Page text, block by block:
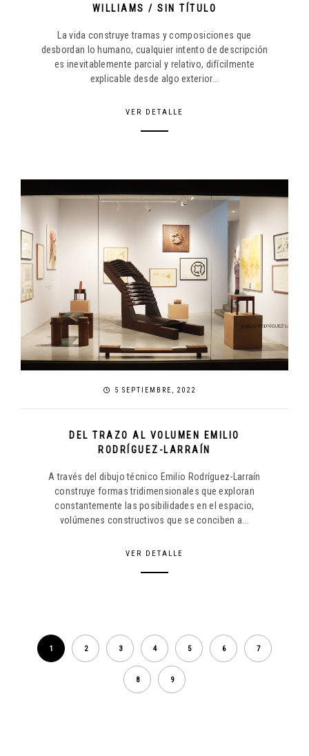
WILLIAMS / SIN TÍTULO
La vida construye tramas y composiciones que
desbordan lo humano, cualquier intento de descripción
es inevitablemente parcial y relativo, difícilmente
explicable desde algo exterior...
VER DETALLE
5 SEPTIEMBRE, 2022
DEL TRAZO AL VOLUMEN EMILIO
RODRÍGUEZ-LARRAÍN
A través del dibujo técnico Emilio Rodríguez-Larraín
construye formas tridimensionales que exploran
constantemente las posibilidades en el espacio,
volúmenes constructivos que se conciben a...
VER DETALLE
1 2 3 4 5 6 7
8 9